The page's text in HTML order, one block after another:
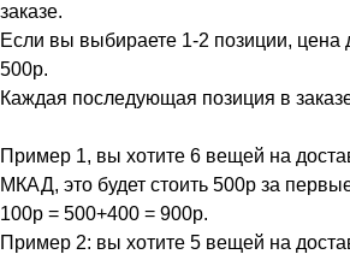
заказе.
Если вы выбираете 1-2 позиции, цена
500р.
Каждая последующая позиция в
Пример 1, вы хотите 6 вещей на
МКАД, это будет стоить 500р за
100р = 500+400 = 900р.
Пример 2: вы хотите 5 вещей на